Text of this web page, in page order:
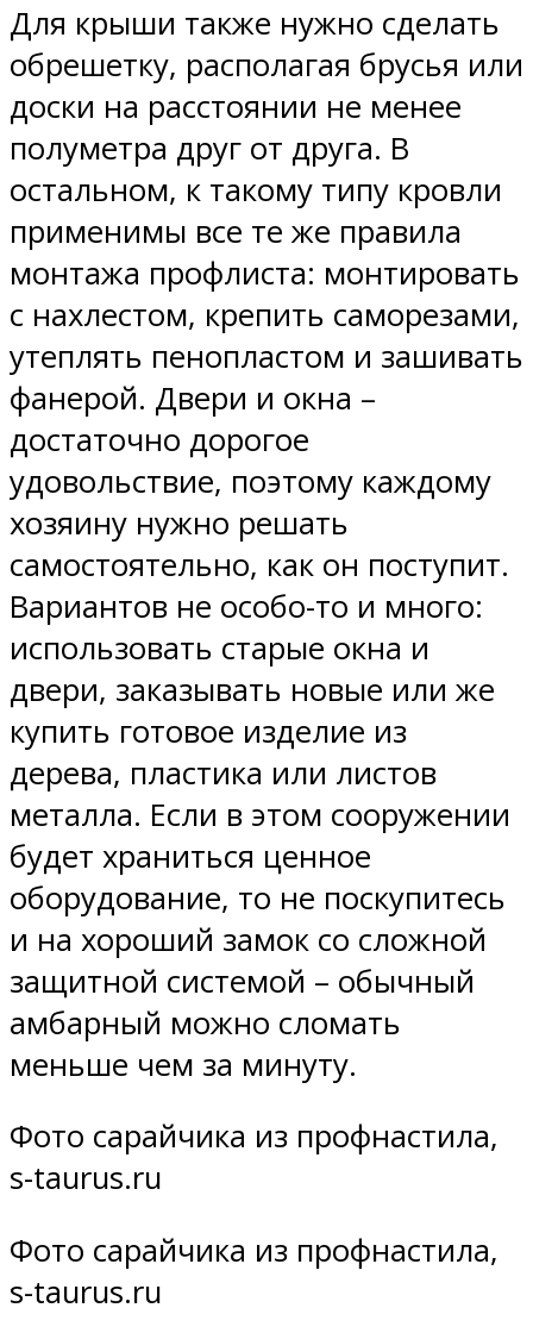
Для крыши также нужно сделать
обрешетку, располагая брусья или
доски на расстоянии не менее
полуметра друг от друга. В
остальном, к такому типу кровли
применимы все те же правила
монтажа профлиста: монтировать
с нахлестом, крепить саморезами,
утеплять пенопластом и зашивать
фанерой. Двери и окна –
достаточно дорогое
удовольствие, поэтому каждому
хозяину нужно решать
самостоятельно, как он поступит.
Вариантов не особо-то и много:
использовать старые окна и
двери, заказывать новые или же
купить готовое изделие из
дерева, пластика или листов
металла. Если в этом сооружении
будет храниться ценное
оборудование, то не поскупитесь
и на хороший замок со сложной
защитной системой – обычный
амбарный можно сломать
меньше чем за минуту.
Фото сарайчика из профнастила,
s-taurus.ru
Фото сарайчика из профнастила,
s-taurus.ru